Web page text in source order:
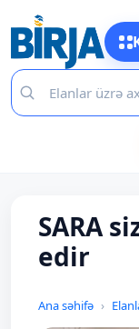
SARA
edir
Ana səhifə